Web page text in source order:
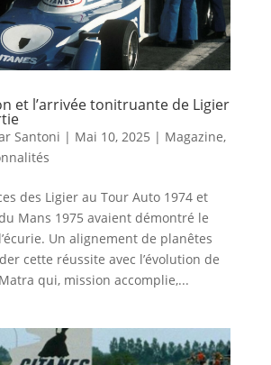
et l’arrivée tonitruante de Ligier
Santoni | Mai 10, 2025 | Magazine,
des Ligier au Tour Auto 1974 et
Mans 1975 avaient démontré le
Un alignement de planêtes
cette réussite avec l’évolution de
qui, mission accomplie,...